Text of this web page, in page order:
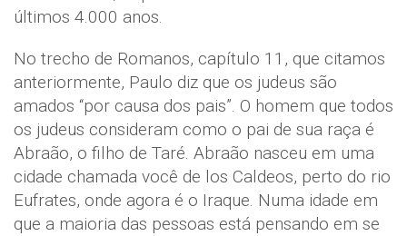
últimos 4.000 anos.
No trecho de Romanos, capítulo 11, que citamos
anteriormente, Paulo diz que os judeus são
amados “por causa dos pais”. O homem que todos
os judeus consideram como o pai de sua raça é
Abraão, o filho de Taré. Abraão nasceu em uma
cidade chamada você de los Caldeos, perto do rio
Eufrates, onde agora é o Iraque. Numa idade em
que a maioria das pessoas está pensando em se